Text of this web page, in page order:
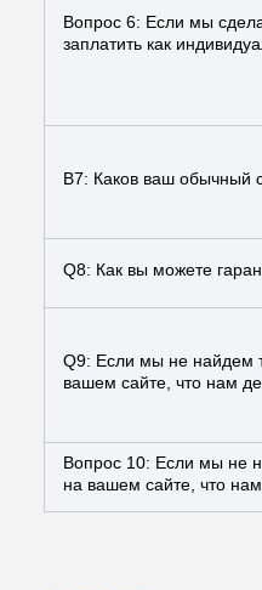
Вопрос 6: Если мы
заплатить как
В7: Каков ваш обычный
Q8: Как вы можете
Q9: Если мы не найдем
вашем сайте, что нам
Вопрос 10: Если мы не
на вашем сайте, что